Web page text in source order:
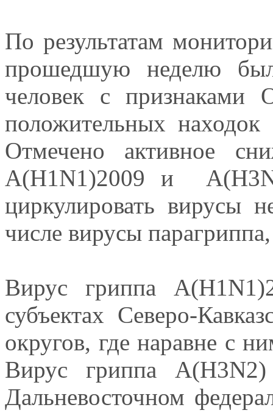
По результатам
прошедшую неделю
человек с
положительных
Отмечено активное
А(Н1N1)2009 и
циркулировать вирусы
числе вирусы
Вирус гриппа
субъектах Северо-
округов, где наравне с
Вирус гриппа А(Н3N2)
Дальневосточном